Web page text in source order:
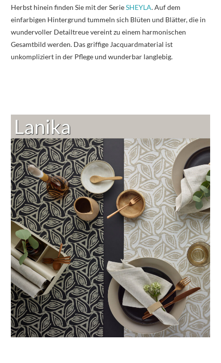
Herbst hinein finden Sie mit der SerieSHEYLA. Auf dem
einfarbigen Hintergrund tummeln sich Blüten und Blätter, die in
wundervoller Detailtreue vereint zu einem harmonischen
Gesamtbild werden. Das griffige Jacquardmaterial ist
unkompliziert in der Pflege und wunderbar langlebig.